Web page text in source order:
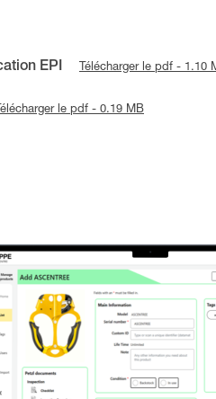
EPI Télécharger le pdf - 1.10
le pdf - 0.19 MB